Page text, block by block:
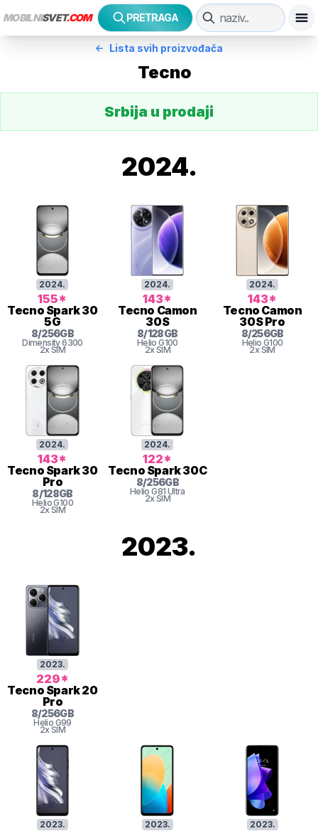
MOBILNISVET.COM PRETRAGA
Lista svih proizvođača
Tecno
Srbija u prodaji
2024.
2024.
155*
Tecno Spark 30
5G
8/256GB
Dimensity 6300
2x SIM
2024.
143*
Tecno Camon
30S
8/128GB
Helio G100
2x SIM
2024.
143*
Tecno Camon
30S Pro
8/256GB
Helio G100
2x SIM
2024.
143*
Tecno Spark 30
Pro
8/128GB
Helio G100
2x SIM
2024.
122*
Tecno Spark 30C
8/256GB
Helio G81 Ultra
2x SIM
2023.
2023.
229*
Tecno Spark 20
Pro
8/256GB
Helio G99
2x SIM
2023. 2023. 2023.